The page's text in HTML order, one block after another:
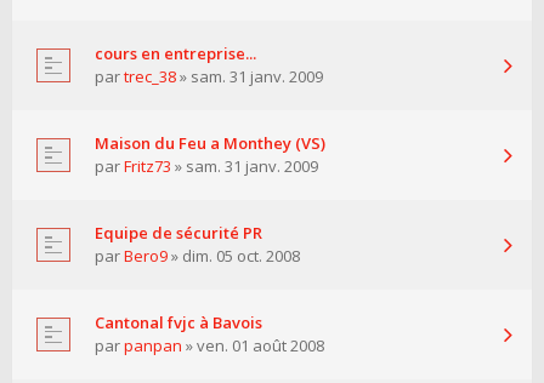
cours en entreprise...
partrec_38» sam. 31 janv. 2009
Maison du Feu a Monthey (VS)
parFritz73 » sam. 31 janv. 2009
Equipe de sécurité PR
parBero9» dim. 05 oct. 2008
Cantonal fvjc à Bavois
parpanpan » ven. 01 août 2008